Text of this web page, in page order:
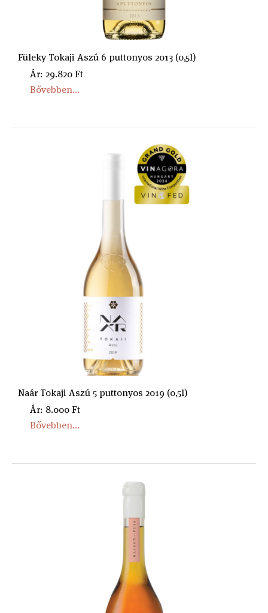
Füleky Tokaji Aszú 6 puttonyos 2013 (0,5l)
Ár: 29.820 Ft
Bővebben...
Naár Tokaji Aszú 5 puttonyos 2019 (0,5l)
Ár: 8.000 Ft
Bővebben...